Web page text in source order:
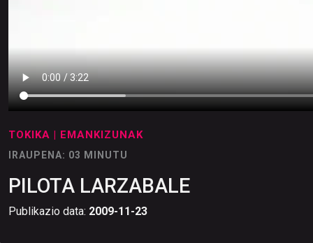
TOKIKA | EMANKIZUNAK
IRAUPENA: 03 MINUTU
PILOTA LARZABALE
Publikazio data: 2009-11-23